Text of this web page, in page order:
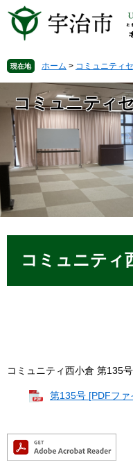
先
す
を
し
へ
現在地 ホーム > コミュニティ
コミュニティ
コミュニティ
コミュニティ西小倉 第135
第135号 [PDFフ